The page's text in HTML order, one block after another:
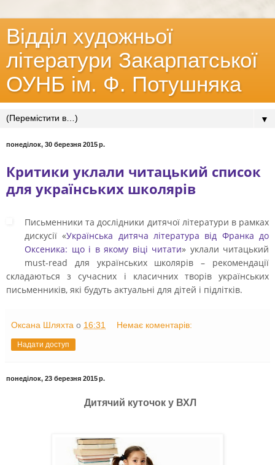
Відділ художньої
літератури Закарпатської
ОУНБ ім. Ф. Потушняка
▼
понеділок, 30 березня 2015 р.
Критики уклали читацький список
для українських школярів
Письменники та дослідники дитячої літератури в рамках
дискусії «Українська дитяча література від Франка до
Оксеника: що і в якому віці читати» уклали читацький
must-read для українських школярів – рекомендації
складаються з сучасних і класичних творів українських
письменників, які будуть актуальні для дітей і підлітків.
Оксана Шляхта о 16:31 Немає коментарів:
Надати доступ
понеділок, 23 березня 2015 р.
Дитячий куточок у ВХЛ